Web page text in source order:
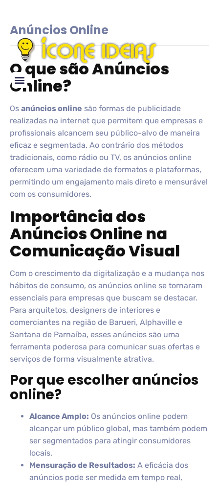
Anúncios Online
O que são Anúncios
Online?
Os anúncios online são formas de publicidade
realizadas na internet que permitem que empresas e
profissionais alcancem seu público-alvo de maneira
eficaz e segmentada. Ao contrário dos métodos
tradicionais, como rádio ou TV, os anúncios online
oferecem uma variedade de formatos e plataformas,
permitindo um engajamento mais direto e mensurável
com os consumidores.
Importância dos
Anúncios Online na
Comunicação Visual
Com o crescimento da digitalização e a mudança nos
hábitos de consumo, os anúncios online se tornaram
essenciais para empresas que buscam se destacar.
Para arquitetos, designers de interiores e
comerciantes na região de Barueri, Alphaville e
Santana de Parnaíba, esses anúncios são uma
ferramenta poderosa para comunicar suas ofertas e
serviços de forma visualmente atrativa.
Por que escolher anúncios
online?
Alcance Amplo: Os anúncios online podem
alcançar um público global, mas também podem
ser segmentados para atingir consumidores
locais.
Mensuração de Resultados: A eficácia dos
anúncios pode ser medida em tempo real,